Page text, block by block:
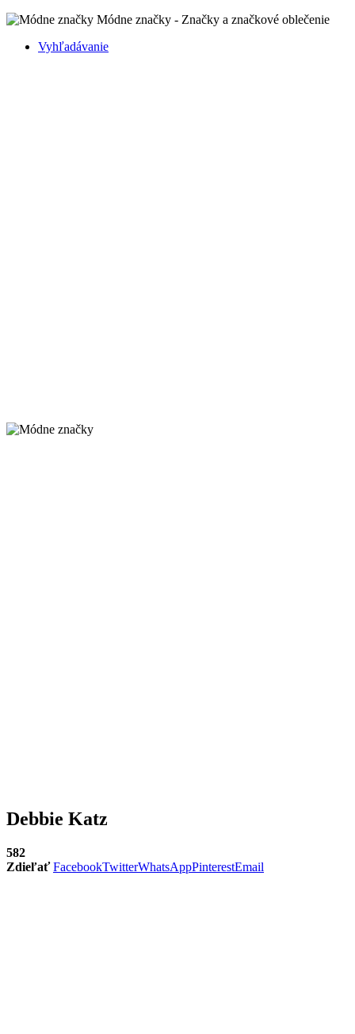
Módne značky - Značky a značkové oblečenie
Vyhľadávanie
Debbie Katz
582
Zdieľať FacebookTwitterWhatsAppPinterestEmail